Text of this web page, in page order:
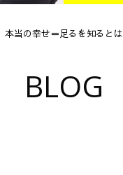
本当の幸せ＝足るを知るとは
BLOG